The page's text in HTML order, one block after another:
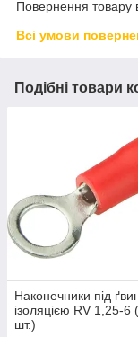
Повернення товару
Всі умови
Подібні товари
Наконечники під
ізоляцією RV 1,25-6
шт.)